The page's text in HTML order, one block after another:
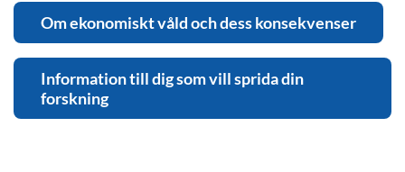
Om ekonomiskt våld och dess konsekvenser
Information till dig som vill sprida din
forskning